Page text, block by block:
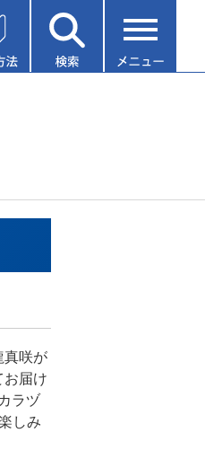
真咲が
お届け
ラヅ
しみ